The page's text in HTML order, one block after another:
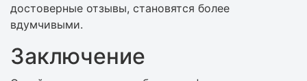
достоверные отзывы, становятся более
вдумчивыми.
Заключение